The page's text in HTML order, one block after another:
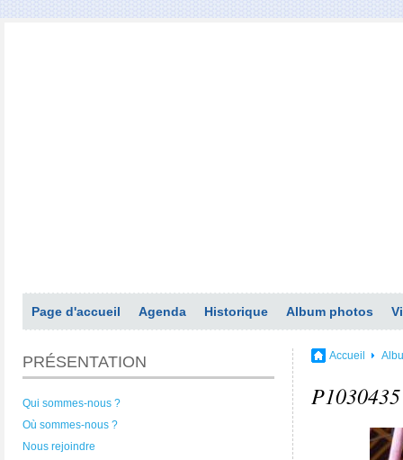
Page d'accueil Agenda Historique Album photos
PRÉSENTATION
Qui sommes-nous ?
Où sommes-nous ?
Nous rejoindre
Accueil
P1030435